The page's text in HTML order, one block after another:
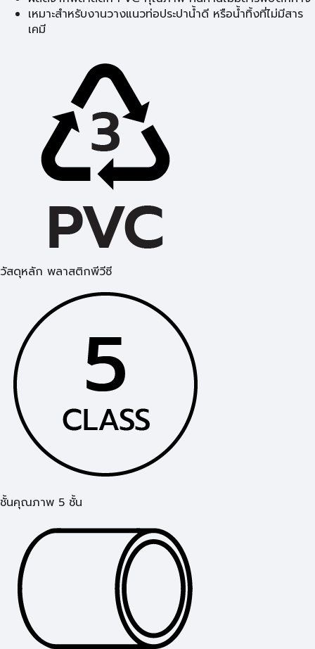
เหมาะสำหรับงานวางแนวท่อประปาน้ำดี หรือน้ำทิ้งที่ไม่มีสาร
เคมี
วัสดุหลัก พลาสติกพีวีซี
ชั้นคุณภาพ 5 ชั้น